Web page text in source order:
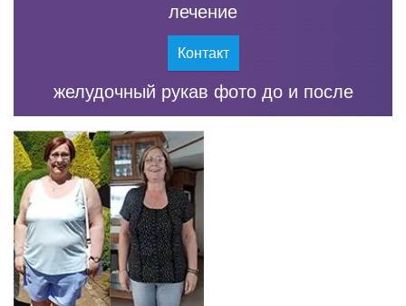
лечение
Контакт
желудочный рукав фото до и после